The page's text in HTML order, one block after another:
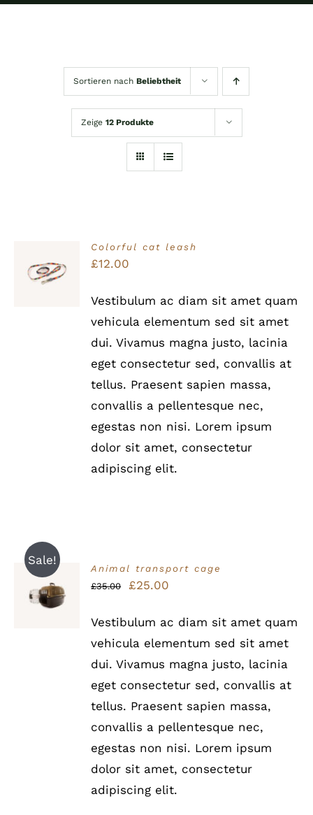
Sortieren nach Beliebtheit
Zeige 12 Produkte
Bewertet
mit5.00von
5
IN DEN
WARENKORB
Colorful cat leash
£12.00
Vestibulum ac diam sit amet quam
vehicula elementum sed sit amet
dui. Vivamus magna justo, lacinia
eget consectetur sed, convallis at
tellus. Praesent sapien massa,
convallis a pellentesque nec,
egestas non nisi. Lorem ipsum
dolor sit amet, consectetur
adipiscing elit.
Sale!
Bewertet
mit5.00von
5
IN DEN
WARENKORB
Animal transport cage
£35.00
Ursprünglicher
war:
£35.00
£25.00
ist:
£25.00.
Vestibulum ac diam sit amet quam
vehicula elementum sed sit amet
dui. Vivamus magna justo, lacinia
eget consectetur sed, convallis at
tellus. Praesent sapien massa,
convallis a pellentesque nec,
egestas non nisi. Lorem ipsum
dolor sit amet, consectetur
adipiscing elit.